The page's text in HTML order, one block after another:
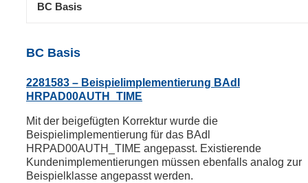
BC Basis
BC Basis
2281583 – Beispielimplementierung BAdI
HRPAD00AUTH_TIME
Mit der beigefügten Korrektur wurde die
Beispielimplementierung für das BAdl
HRPAD00AUTH_TIME angepasst. Existierende
Kundenimplementierungen müssen ebenfalls analog zur
Beispielklasse angepasst werden.